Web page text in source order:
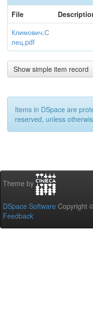
File
Климович.С
пец.pdf
Show simple item record
Items in DSpace are
reserved, unless
Theme by
DSpace Software Copyright
Feedback